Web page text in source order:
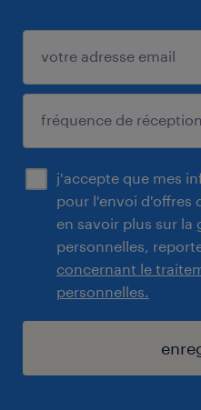
j'accepte que mes
pour l'envoi d'offres
en savoir plus sur la
personnelles,
concernant le
personnelles.